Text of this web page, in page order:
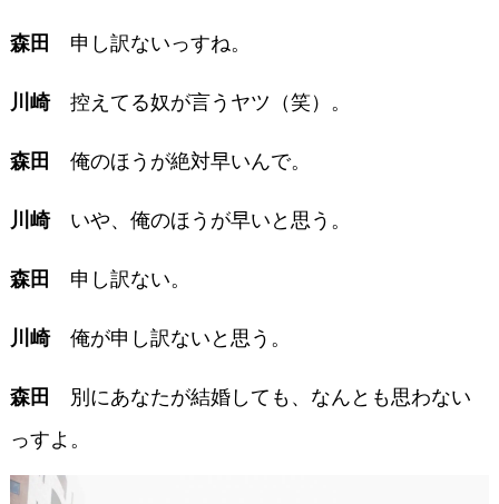
森田 申し訳ないっすね。
川崎控えてる奴が言うヤツ（笑）。
森田 俺のほうが絶対早いんで。
川崎いや、俺のほうが早いと思う。
森田 申し訳ない。
川崎俺が申し訳ないと思う。
森田 別にあなたが結婚しても、なんとも思わない
っすよ。